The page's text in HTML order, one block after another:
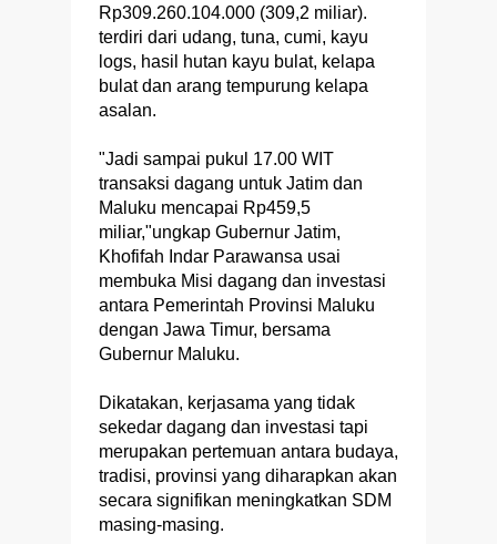
Rp309.260.104.000 (309,2 miliar).
terdiri dari udang, tuna, cumi, kayu
logs, hasil hutan kayu bulat, kelapa
bulat dan arang tempurung kelapa
asalan.
"Jadi sampai pukul 17.00 WIT
transaksi dagang untuk Jatim dan
Maluku mencapai Rp459,5
miliar,"ungkap Gubernur Jatim,
Khofifah Indar Parawansa usai
membuka Misi dagang dan investasi
antara Pemerintah Provinsi Maluku
dengan Jawa Timur, bersama
Gubernur Maluku.
Dikatakan, kerjasama yang tidak
sekedar dagang dan investasi tapi
merupakan pertemuan antara budaya,
tradisi, provinsi yang diharapkan akan
secara signifikan meningkatkan SDM
masing-masing.